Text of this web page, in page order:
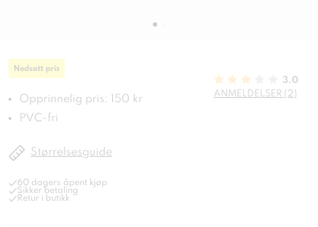
Nedsatt pris
Opprinnelig pris: 150 kr
PVC-fri
3.0
ANMELDELSER (2)
Størrelsesguide
60 dagers åpent kjøp
Sikker betaling
Retur i butikk